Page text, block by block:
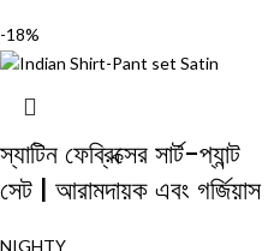
-18%
স্যাটিন ফেব্রিক্সের সার্ট-প্যান্ট
সেট | আরামদায়ক এবং গর্জিয়াস
NIGHTY